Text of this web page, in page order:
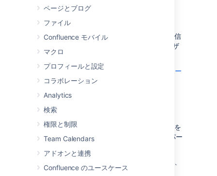
ページとブログ
ファイル
Confluence モバイル
マクロ
プロフィールと設定
コラボレーション
Analytics
検索
権限と制限
Team Calendars
アドオンと連携
Confluence のユースケース
バーを設定する
Confluence サーバーがメール メッセージを送信
する設定を行うことにより、Confluence ユーザ
ーは次のことが実行できます。
メール送信による通知や日々の更新レポー
トを受信する
メールを通じてページを送信する
Confluence ユーザーの名前とメール アドレスを
含める設定を行うことにより、メール通知をパー
システム管理者権限が必要です。